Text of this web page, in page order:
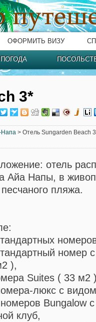
ОФОРМИТЬ ВИЗУ
ПОГОДА
3*
Напа > Отель Sungarden Beach
отель
Айа Напы, в
пляжа.
номер
),
Suites ( 33 м2
люкс с
Bungalow
клуб,